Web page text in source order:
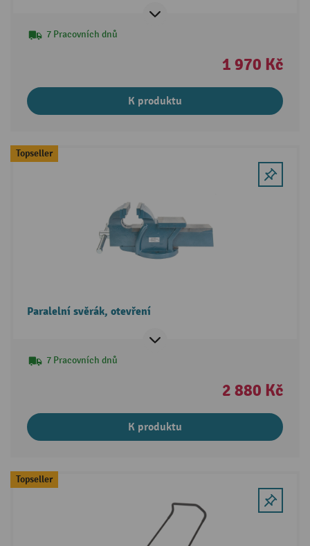
7 Pracovních dnů
1 970 Kč
K produktu
Topseller
Paralelní svěrák, otevření
7 Pracovních dnů
2 880 Kč
K produktu
Topseller